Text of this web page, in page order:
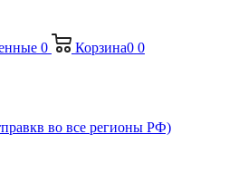
0 Корзина0 0
во все регионы РФ)